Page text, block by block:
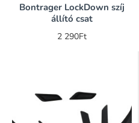
Bontrager LockDown szíj
állító csat
2 290Ft